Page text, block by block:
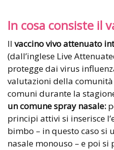
In cosa consiste il
Il vaccino vivo attenuato
(dall’inglese Live
protegge dai virus
valutazioni della
comuni durante la
un comune spray nasale:
principi attivi si inserisce
bimbo – in questo caso si
nasale monouso – e poi si